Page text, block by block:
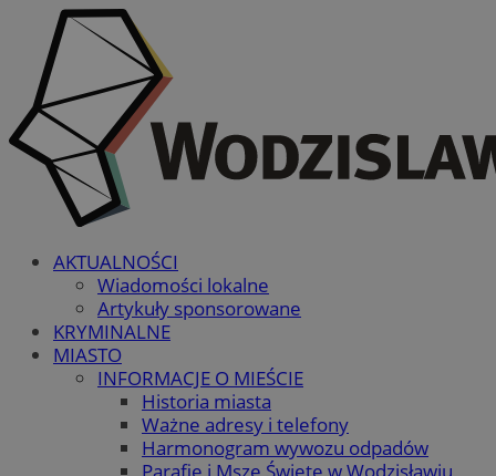
AKTUALNOŚCI
Wiadomości lokalne
Artykuły sponsorowane
KRYMINALNE
MIASTO
INFORMACJE O MIEŚCIE
Historia miasta
Ważne adresy i telefony
Harmonogram wywozu odpadów